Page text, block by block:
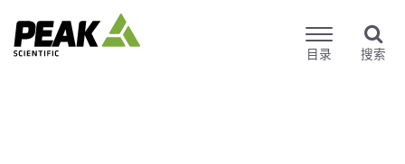
目录 搜索